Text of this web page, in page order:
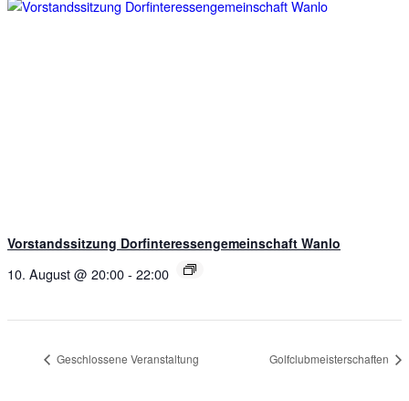
Vorstandssitzung Dorfinteressengemeinschaft Wanlo
10. August @ 20:00- 22:00
Geschlossene Veranstaltung Golfclubmeisterschaften